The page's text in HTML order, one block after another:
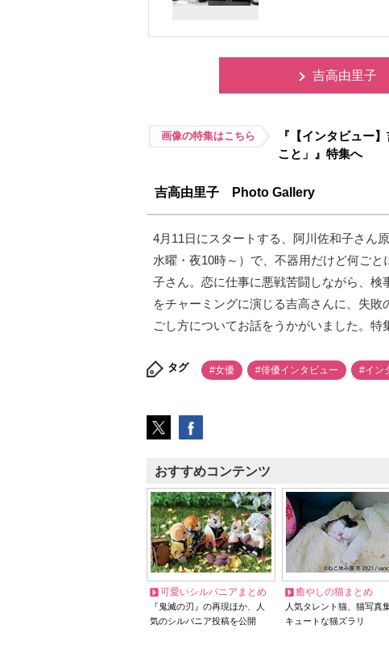
吉高由里子
画像の特集はこちら
『【インタビュー
こと」』特集へ
吉高由里子 Photo Gallery
4月11日にスタートする、阿川佐和子さん
水曜・夜10時～）で、不器用だけど何ご
子さん。恋に仕事に悪戦苦闘しながら、
をチャーミングに演じる吉高さんに、失
ごし方についてお話をうかがいました。特
タグ #女優 #俳優インタビュー #イン
おすすめコンテンツ
可愛いシルバニアまとめ
『鬼滅の刃』の再現ほか、人
気のシルバニア投稿を公開
癒やしの猫まとめ
人気タレント猫、猫写真
キュートな猫ズラリ